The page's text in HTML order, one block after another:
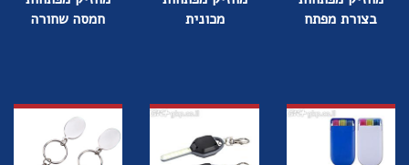
בצורת מפתח
מכונית
חמסה שחורה